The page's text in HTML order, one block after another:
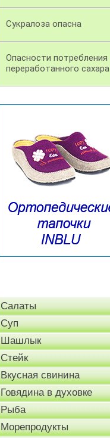
Cукралоза опасна
Опасности потребления
переработанного сахара
Салаты
Суп
Шашлык
Стейк
Вкусная свинина
Говядина в духовке
Рыба
Морепродукты